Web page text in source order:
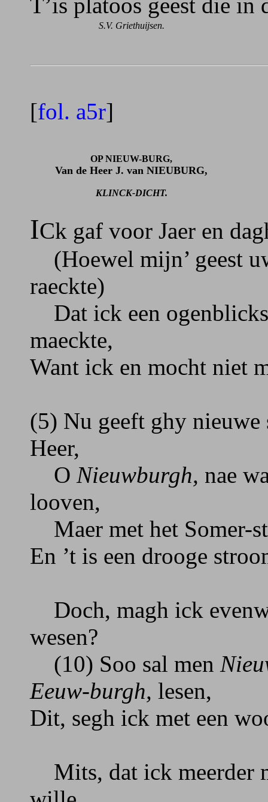
S.V. Griethuijsen.
[fol. a5r]
OP NIEUW-BURG,
Van de Heer J. van NIEUBURG,
KLINCK-DICHT.
ICk gaf voor Jaer en
(Hoewel mijn’ geest
raeckte)
Dat ick een
maeckte,
Want ick en mocht niet
(5) Nu geeft ghy
Heer,
O Nieuwburgh, nae
looven,
Maer met het Somer-
En ’t is een drooge
Doch, magh ick
wesen?
(10) Soo sal men
Eeuw-burgh, lesen,
Dit, segh ick met een
Mits, dat ick meerder